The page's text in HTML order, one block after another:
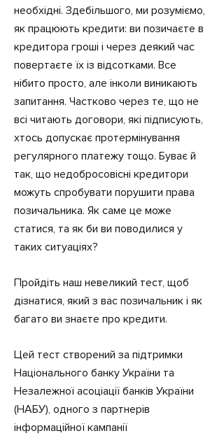
необхідні. Здебільшого, ми розуміємо,
як працюють кредити: ви позичаєте в
кредитора гроші і через деякий час
повертаєте їх із відсотками. Все
нібито просто, але інколи виникають
запитання. Частково через те, що не
всі читають договори, які підписують,
хтось допускає протермінування
регулярного платежу тощо. Буває й
так, що недобросовісні кредитори
можуть спробувати порушити права
позичальника. Як саме це може
статися, та як би ви поводилися у
таких ситуаціях?
Пройдіть наш невеликий тест, щоб
дізнатися, який з вас позичальник і як
багато ви знаєте про кредити.
Цей тест створений за підтримки
Національного банку України та
Незалежної асоціації банків України
(НАБУ), одного з партнерів
інформаційної кампанії